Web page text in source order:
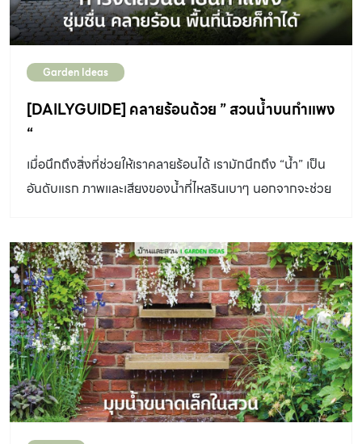
Garden Ideas
[DAILYGUIDE] คลายร้อนด้วย ” สวนน้ำบนกำแพง
“
เมื่อนึกถึงสิ่งที่ช่วยให้เราคลายร้อนได้ เรามักนึกถึง “น้ำ” เป็น
อันดับแรก ภาพและเสียงของน้ำที่ไหลรินเบาๆ นอกจากจะช่วย